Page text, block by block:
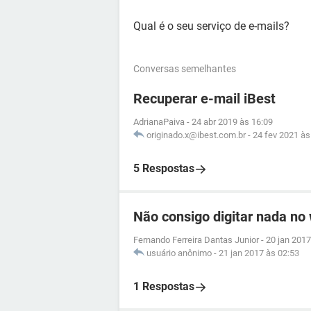
Qual é o seu serviço de e-mails?
Conversas semelhantes
Recuperar e-mail iBest
AdrianaPaiva - 24 abr 2019 às 16:09
originado.x@ibest.com.br - 24 fev 2021
5 Respostas
Não consigo digitar nada no
Fernando Ferreira Dantas Junior - 20 jan
usuário anônimo - 21 jan 2017 às 02:53
1 Respostas